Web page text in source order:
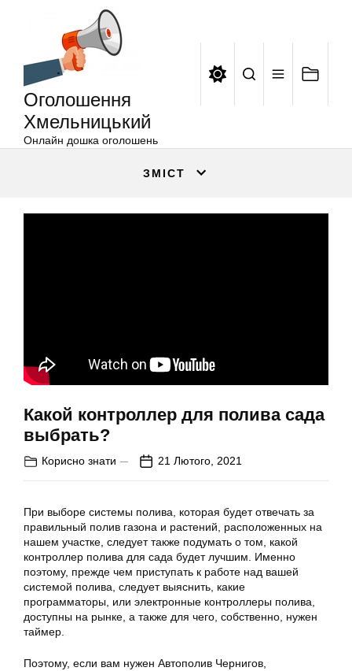
Оголошення
Хмельницький
Онлайн дошка оголошень
ЗМІСТ
Какой контроллер для полива сада
выбрать?
Корисно знати 21 Лютого, 2021
При выборе системы полива, которая будет отвечать за
правильный полив газона и растений, расположенных на
нашем участке, следует также подумать о том, какой
контроллер полива для сада будет лучшим. Именно
поэтому, прежде чем приступать к работе над вашей
системой полива, следует выяснить, какие
программаторы, или электронные контроллеры полива,
доступны на рынке, а также для чего, собственно, нужен
таймер.
Поэтому, если вам нужен Автополив Чернигов,